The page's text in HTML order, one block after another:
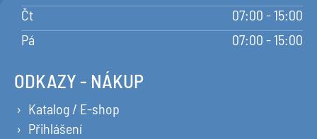
Čt
07:00 - 15:00
Pá
07:00 - 15:00
ODKAZY - NÁKUP
Katalog / E-shop
Přihlášení